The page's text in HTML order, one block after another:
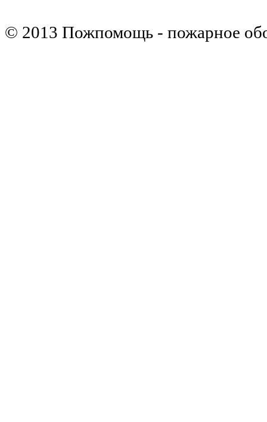
© 2013 Пожпомощь - пожарное